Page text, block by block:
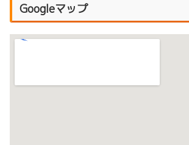
Googleマップ